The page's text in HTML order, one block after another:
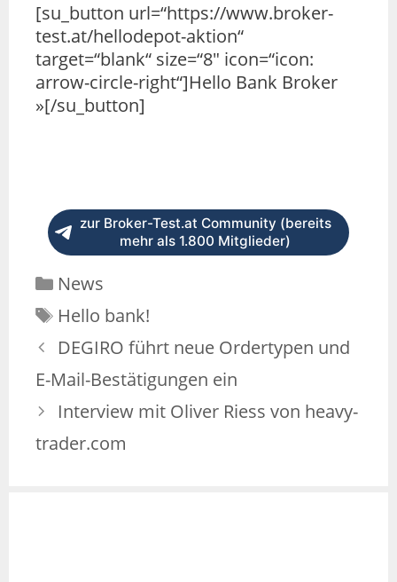
[su_button url=“https://www.broker-
test.at/hellodepot-aktion“
target=“blank“ size=“8″ icon=“icon:
arrow-circle-right“]Hello Bank Broker
»[/su_button]
zur Broker-Test.at Community (bereits
mehr als 1.800 Mitglieder)
News
Hello bank!
DEGIRO führt neue Ordertypen und
E-Mail-Bestätigungen ein
Interview mit Oliver Riess von heavy-
trader.com